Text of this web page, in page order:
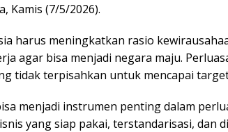
Kamis (7/5/2026).
harus meningkatkan rasio
agar bisa menjadi negara maju.
tidak terpisahkan untuk mencapai
menjadi instrumen penting dalam
yang siap pakai, terstandarisasi, dan